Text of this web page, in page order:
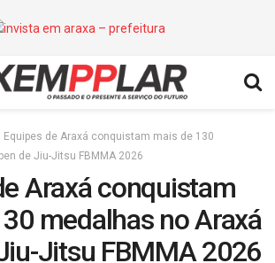
Equipes de Araxá conquistam mais de 130
de Jiu-Jitsu FBMMA 2026
Araxá conquistam
medalhas no Araxá
Jitsu FBMMA 2026